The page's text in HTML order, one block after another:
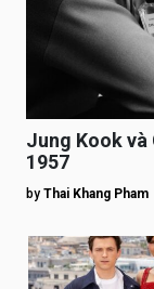
Jung Kook và
1957
by Thai Khang Pham